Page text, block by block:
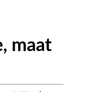
maat